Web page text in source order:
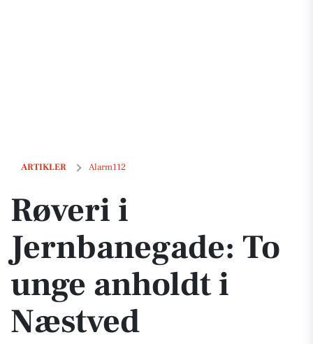
ARTIKLER Alarm112
Røveri i Jernbanegade: To unge anholdt i Næstved
Røveri i
Jernbanegade: To
unge anholdt i
Næstved